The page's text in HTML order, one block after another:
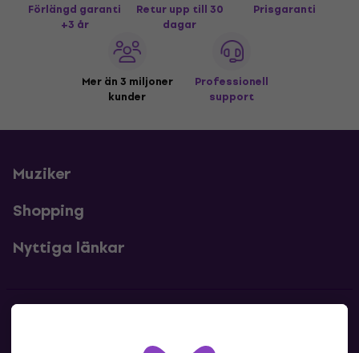
Förlängd garanti
+3 år
Retur upp till 30
dagar
Prisgaranti
Mer än 3 miljoner
kunder
Professionell
support
Muziker
Shopping
Nyttiga länkar